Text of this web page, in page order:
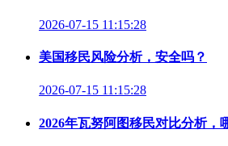
2026-07-15 11:15:28
美国移民风险分析，安全吗？
2026-07-15 11:15:28
2026年瓦努阿图移民对比分析，